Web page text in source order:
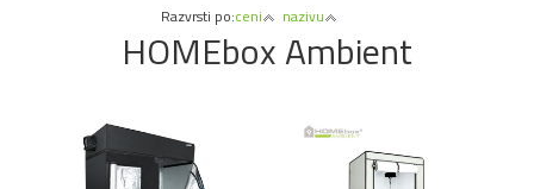
Razvrsti po:ceni nazivu
HOMEbox Ambient